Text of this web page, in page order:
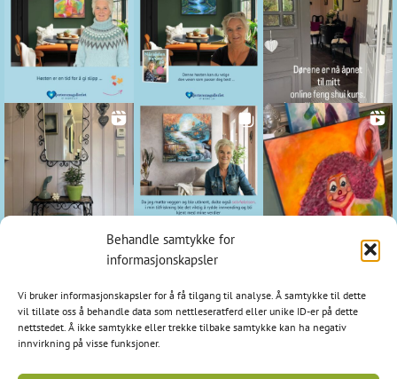
Behandle samtykke for
informasjonskapsler
Vi bruker informasjonskapsler for å få tilgang til analyse. Å samtykke til dette
vil tillate oss å behandle data som nettleseratferd eller unike ID-er på dette
nettstedet. Å ikke samtykke eller trekke tilbake samtykke kan ha negativ
innvirkning på visse funksjoner.
Kontakt
Hjerteromsgalleriet
1798 Aremark
E-post: post@hjerteromsgalleriet.no
Tlf: 95 97 97 24